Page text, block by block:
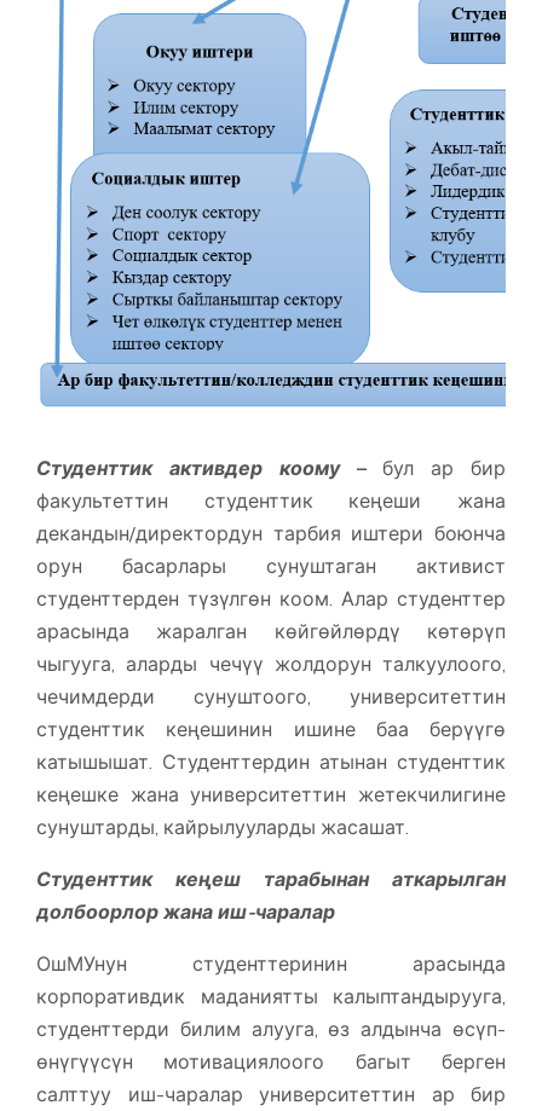
Студенттик активдер коому–бул ар бир
факультеттин студенттик кеңеши жана
декандын/директордун тарбия иштери боюнча
орун басарлары сунуштаган активист
студенттерден түзүлгөн коом. Алар студенттер
арасында жаралган көйгөйлөрдү көтөрүп
чыгууга, аларды чечүү жолдорун талкуулоого,
чечимдерди сунуштоого, университеттин
студенттик кеңешинин ишине баа берүүгө
катышышат. Студенттердин атынан студенттик
кеңешке жана университеттин жетекчилигине
сунуштарды, кайрылууларды жасашат.
Студенттик кеңеш тарабынан аткарылган
долбоорлор жана иш-чаралар
ОшМУнун студенттеринин арасында
корпоративдик маданиятты калыптандырууга,
студенттерди билим алууга, өз алдынча өсүп-
өнүгүүсүн мотивациялоого багыт берген
салттуу иш-чаралар университеттин ар бир